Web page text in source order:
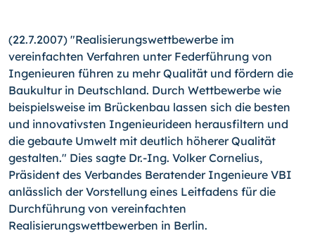
(22.7.2007) "Realisierungswettbewerbe im
vereinfachten Verfahren unter Federführung von
Ingenieuren führen zu mehr Qualität und fördern die
Baukultur in Deutschland. Durch Wettbewerbe wie
beispielsweise im Brückenbau lassen sich die besten
und innovativsten Ingenieurideen herausfiltern und
die gebaute Umwelt mit deutlich höherer Qualität
gestalten." Dies sagte Dr.-Ing. Volker Cornelius,
Präsident des Verbandes Beratender Ingenieure VBI
anlässlich der Vorstellung eines Leitfadens für die
Durchführung von vereinfachten
Realisierungswettbewerben in Berlin.